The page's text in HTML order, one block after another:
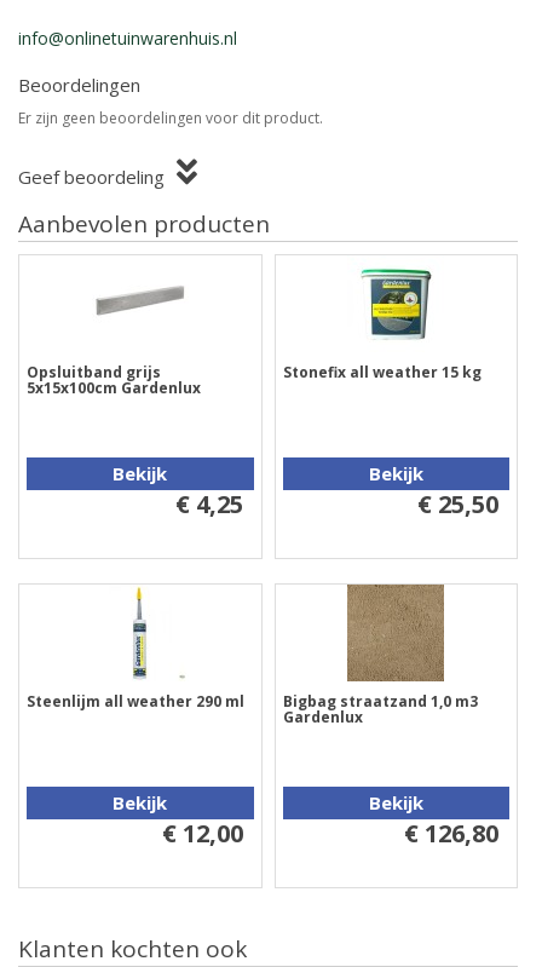
info@onlinetuinwarenhuis.nl
Beoordelingen
Er zijn geen beoordelingen voor dit product.
Geef beoordeling
Aanbevolen producten
Opsluitband grijs
5x15x100cm Gardenlux
Bekijk
€ 4,25
Stonefix all weather 15 kg
Bekijk
€ 25,50
Steenlijm all weather 290 ml
Bekijk
€ 12,00
Bigbag straatzand 1,0 m3
Gardenlux
Bekijk
€ 126,80
Klanten kochten ook